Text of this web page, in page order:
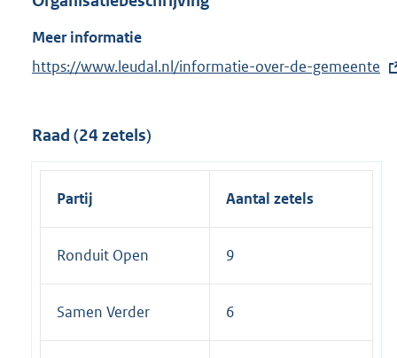
Meer informatie
E
e
r
https://www.leudal.nl/informatie-over-de-gemeente
Raad (24 zetels)
Partij Aantal zetels
Ronduit Open 9
Samen Verder 6